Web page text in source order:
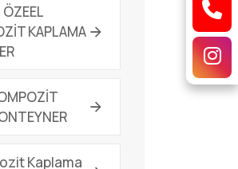
KAPLAMA
Kaplama